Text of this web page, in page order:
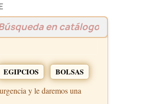
EGIPCIOS
BOLSAS
y le daremos una